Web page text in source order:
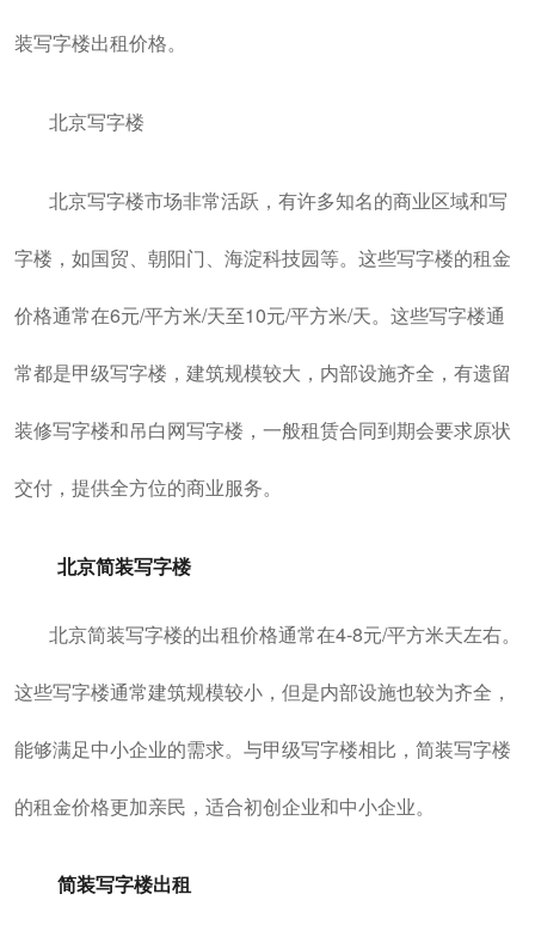
装写字楼出租价格。
北京写字楼
北京写字楼市场非常活跃，有许多知名的商业区域和写
字楼，如国贸、朝阳门、海淀科技园等。这些写字楼的租金
价格通常在6元/平方米/天至10元/平方米/天。这些写字楼通
常都是甲级写字楼，建筑规模较大，内部设施齐全，有遗留
装修写字楼和吊白网写字楼，一般租赁合同到期会要求原状
交付，提供全方位的商业服务。
北京简装写字楼
北京简装写字楼的出租价格通常在4-8元/平方米天左右。
这些写字楼通常建筑规模较小，但是内部设施也较为齐全，
能够满足中小企业的需求。与甲级写字楼相比，简装写字楼
的租金价格更加亲民，适合初创企业和中小企业。
简装写字楼出租